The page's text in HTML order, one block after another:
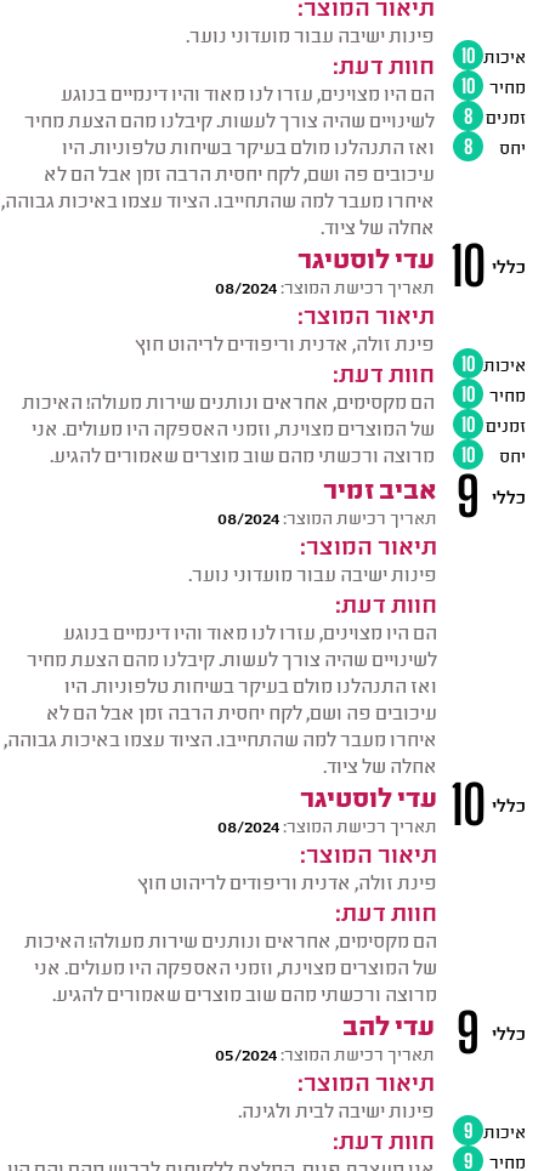
פינות ישיבה עבור מועדוני נוער.
חוות דעת:
הם היו מצוינים, עזרו לנו מאוד והיו דינמיים בנוגע
לשינויים שהיה צורך לעשות. קיבלנו מהם הצעת מחיר
ואז התנהלנו מולם בעיקר בשיחות טלפוניות. היו
עיכובים פה ושם, לקח יחסית הרבה זמן אבל הם לא
איחרו מעבר למה שהתחייבו. הציוד עצמו באיכות גבוהה,
אחלה של ציוד.
איכות 10
מחיר
10
זמנים 8
יחס
8
עדי לוסטיגר
תאריך רכישת המוצר:08/2024
תיאור המוצר:
פינת זולה, אדנית וריפודים לריהוט חוץ
חוות דעת:
הם מקסימים, אחראים ונותנים שירות מעולה! האיכות
של המוצרים מצוינת, וזמני האספקה היו מעולים. אני
מרוצה ורכשתי מהם שוב מוצרים שאמורים להגיע.
10 כללי
איכות 10
מחיר
10
זמנים 10
יחס
10
אביב זמיר
תאריך רכישת המוצר:08/2024
תיאור המוצר:
פינות ישיבה עבור מועדוני נוער.
חוות דעת:
הם היו מצוינים, עזרו לנו מאוד והיו דינמיים בנוגע
לשינויים שהיה צורך לעשות. קיבלנו מהם הצעת מחיר
ואז התנהלנו מולם בעיקר בשיחות טלפוניות. היו
עיכובים פה ושם, לקח יחסית הרבה זמן אבל הם לא
איחרו מעבר למה שהתחייבו. הציוד עצמו באיכות גבוהה,
אחלה של ציוד.
9 כללי
עדי לוסטיגר
תאריך רכישת המוצר:08/2024
תיאור המוצר:
פינת זולה, אדנית וריפודים לריהוט חוץ
חוות דעת:
הם מקסימים, אחראים ונותנים שירות מעולה! האיכות
של המוצרים מצוינת, וזמני האספקה היו מעולים. אני
מרוצה ורכשתי מהם שוב מוצרים שאמורים להגיע.
10 כללי
עדי להב
תאריך רכישת המוצר:05/2024
תיאור המוצר:
פינות ישיבה לבית ולגינה.
חוות דעת:
9 כללי
איכות 9
מחיר
9